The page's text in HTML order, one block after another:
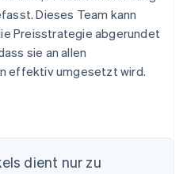
Dieses Team kann
Preisstrategie abgerundet
sie an allen
effektiv umgesetzt wird.
dient nur zu